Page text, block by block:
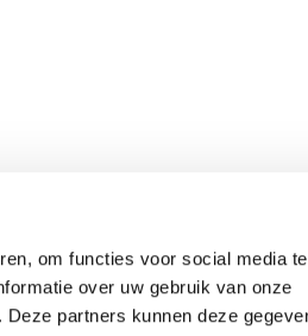
om functies voor social media te
over uw gebruik van onze
partners kunnen deze